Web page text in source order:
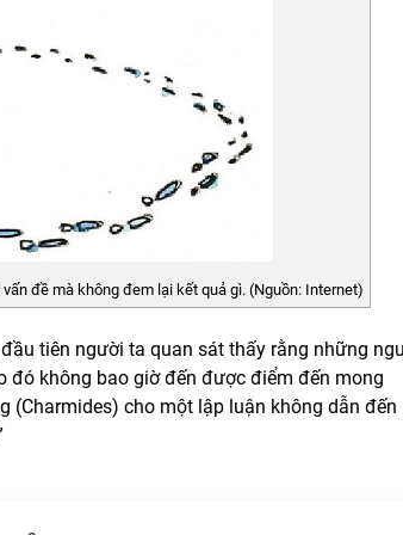
đề mà không đem lại kết quả gì. (Nguồn: Internet)
tiên người ta quan sát thấy rằng những
đó không bao giờ đến được điểm đến mong
(Charmides) cho một lập luận không dẫn đến